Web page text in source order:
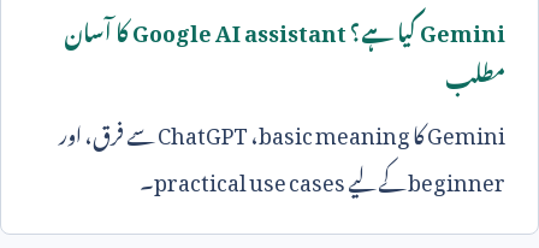
Geminiکیا ہے؟Google AI assistantکا آسان
مطلب
Geminiکاbasic meaning،ChatGPTسے فرق، اور
beginnerکے لیےpractical use cases۔